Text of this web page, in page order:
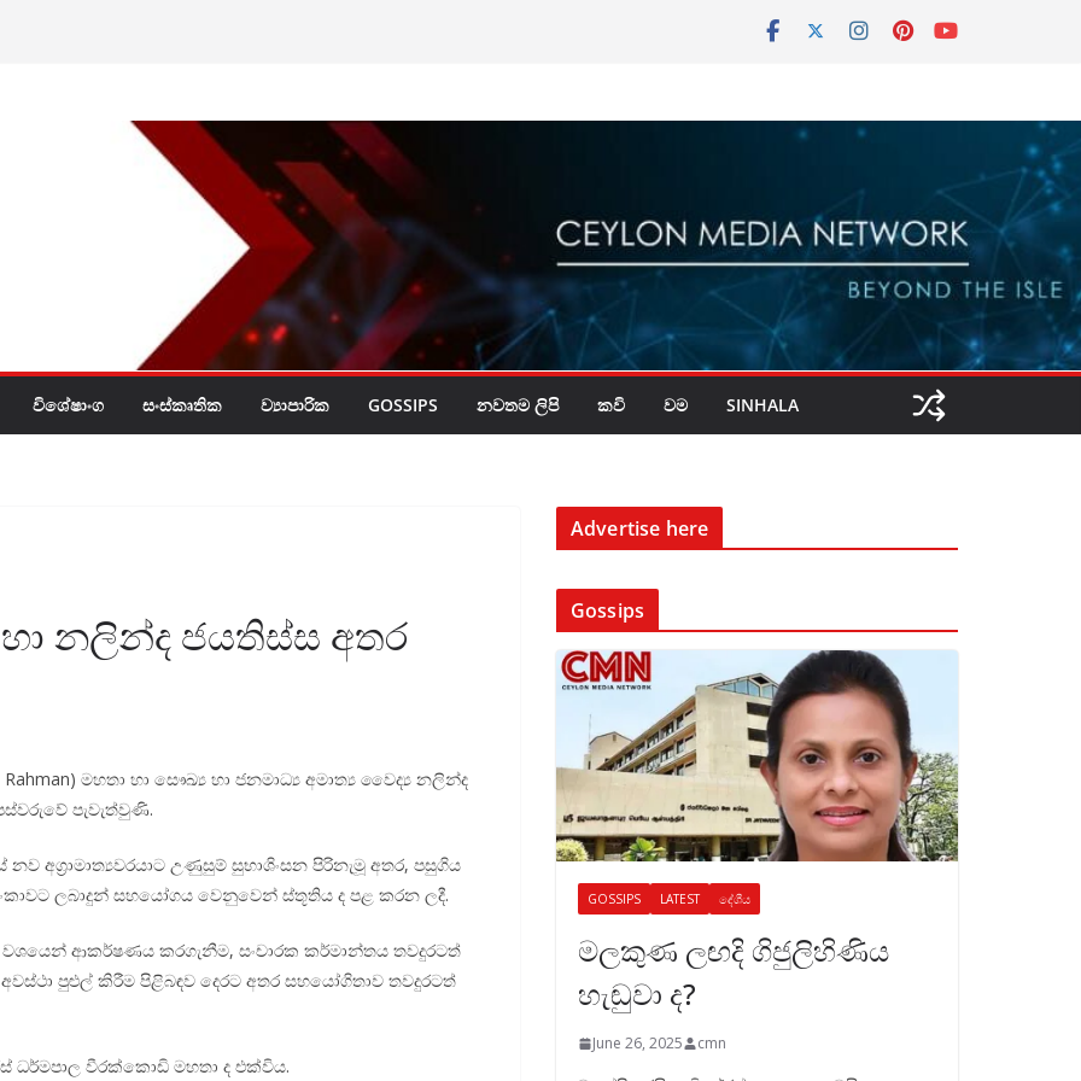
විශේෂාංග සංස්කෘතික ව්‍යාපාරික GOSSIPS නවතම ලිපි කවි වම SINHALA
හා නලින්ද ජයතිස්ස අතර
Rahman) මහතා හා සෞඛ්‍ය හා ජනමාධ්‍ය අමාත්‍ය වෛද්‍ය නලින්ද
පැවැත්වුණි.
නව අග්‍රාමාත්‍යවරයාට උණුසුම් සුභාශිංසන පිරිනැමූ අතර, පසුගිය
ලබාදුන් සහයෝගය වෙනුවෙන් ස්තූතිය ද පළ කරන ලදී.
වශයෙන් ආකර්ෂණය කරගැනීම, සංචාරක කර්මාන්තය තවදුරටත්
පුළුල් කිරීම පිළිබඳව දෙරට අතර සහයෝගිතාව තවදුරටත්
ධර්මපාල වීරක්කොඩි මහතා ද එක්විය.
Advertise here
Gossips
GOSSIPS LATEST දේශීය
මලකුණ ලඟදි ගිජුලිහිණිය
හැඬුවා ද?
June 26, 2025 cmn